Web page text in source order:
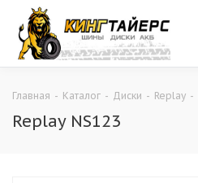
Главная - Каталог - Диски - Replay -
Replay NS123